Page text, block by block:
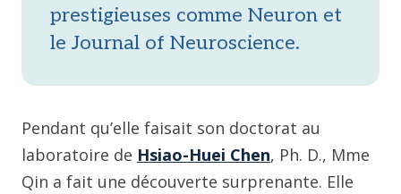
prestigieuses comme Neuron et
le Journal of Neuroscience.
Pendant qu’elle faisait son doctorat au
laboratoire de Hsiao-Huei Chen, Ph. D., Mme
Qin a fait une découverte surprenante. Elle